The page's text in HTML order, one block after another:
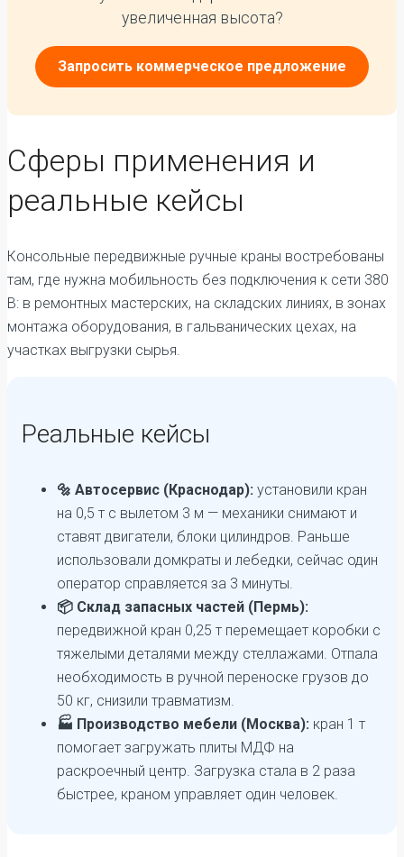
увеличенная высота?
Запросить коммерческое предложение
Сферы применения и
реальные кейсы
Консольные передвижные ручные краны востребованы
там, где нужна мобильность без подключения к сети 380
В: в ремонтных мастерских, на складских линиях, в зонах
монтажа оборудования, в гальванических цехах, на
участках выгрузки сырья.
Реальные кейсы
🔩 Автосервис (Краснодар): установили кран
на 0,5 т с вылетом 3 м — механики снимают и
ставят двигатели, блоки цилиндров. Раньше
использовали домкраты и лебедки, сейчас один
оператор справляется за 3 минуты.
📦 Склад запасных частей (Пермь):
передвижной кран 0,25 т перемещает коробки с
тяжелыми деталями между стеллажами. Отпала
необходимость в ручной переноске грузов до
50 кг, снизили травматизм.
🏭 Производство мебели (Москва): кран 1 т
помогает загружать плиты МДФ на
раскроечный центр. Загрузка стала в 2 раза
быстрее, краном управляет один человек.